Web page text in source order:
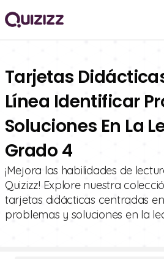
Tarjetas
Línea Identificar
Soluciones En La
Grado 4
¡Mejora las habilidades de
Quizizz! Explore nuestra
tarjetas didácticas centradas
problemas y soluciones en la